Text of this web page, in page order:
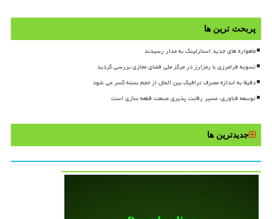
پربحث ترین ها
ماهواره های جدید استارلینک به مدار رسیدند
تسویه فرامرزی با رمزارز در مرکز ملی فضای مجازی بررسی گردید
دقیقا به اندازه مصرف ترافیک بین الملل از حجم بسته کسر می شود
توسعه فناوری، مسیر رقابت پذیری صنعت قطعه سازی است
جدیدترین ها